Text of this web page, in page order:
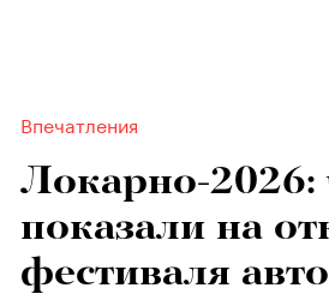
Впечатления
Локарно-2026:
показали на
фестиваля